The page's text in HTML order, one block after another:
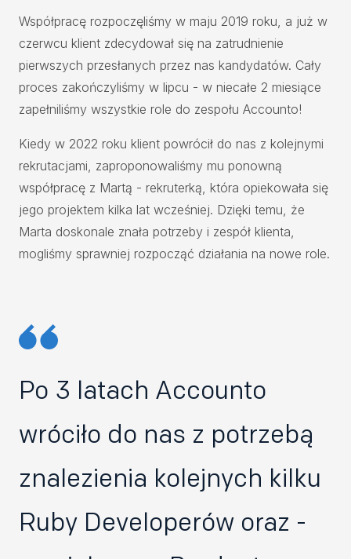
Współpracę rozpoczęliśmy w maju 2019 roku, a już w
czerwcu klient zdecydował się na zatrudnienie
pierwszych przesłanych przez nas kandydatów. Cały
proces zakończyliśmy w lipcu - w niecałe 2 miesiące
zapełniliśmy wszystkie role do zespołu Accounto!
Kiedy w 2022 roku klient powrócił do nas z kolejnymi
rekrutacjami, zaproponowaliśmy mu ponowną
współpracę z Martą - rekruterką, która opiekowała się
jego projektem kilka lat wcześniej. Dzięki temu, że
Marta doskonale znała potrzeby i zespół klienta,
mogliśmy sprawniej rozpocząć działania na nowe role.
Po 3 latach Accounto
wróciło do nas z potrzebą
znalezienia kolejnych kilku
Ruby Developerów oraz -